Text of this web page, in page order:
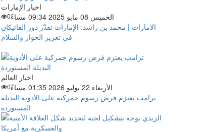
اخبار الإمارات
الخميس 08 مايو 2025 09:34 مساءً
0
الامارات | محمد بن راشد: الإمارات تقدّر دور الفاتيكان
في تعزيز الحوار والسلام
اخبار العالم
الأربعاء 22 يوليو 2026 01:35 مساءً
0
ترامب يعتزم فرض رسوم جمركية على الأدوية البديلة
المستوردة